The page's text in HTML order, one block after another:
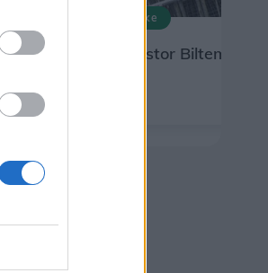
Mad & Drikke
Nu åbner stor Biltema-café